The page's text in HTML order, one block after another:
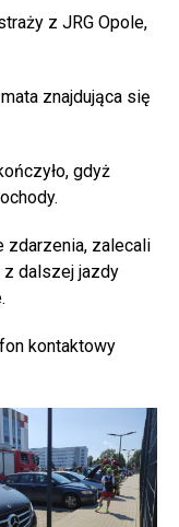
z JRG Opole,
znajdująca się
gdyż
zdarzenia, zalecali
z dalszej jazdy
kontaktowy